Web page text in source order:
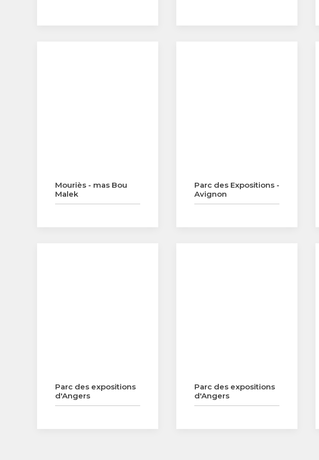
Mouriès - mas Bou
Malek
Parc des Expositions -
Avignon
Parc des expositions
d'Angers
Parc des expositions
d'Angers